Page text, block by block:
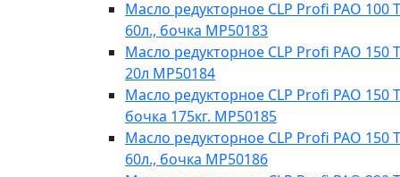
Масло редукторное CLP Profi PAO 100
60л., бочка МР50183
Масло редукторное CLP Profi PAO 150
20л МР50184
Масло редукторное CLP Profi PAO 150
бочка 175кг. МР50185
Масло редукторное CLP Profi PAO 150
60л., бочка МР50186